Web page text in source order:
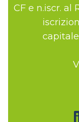
CF e n.iscr. al